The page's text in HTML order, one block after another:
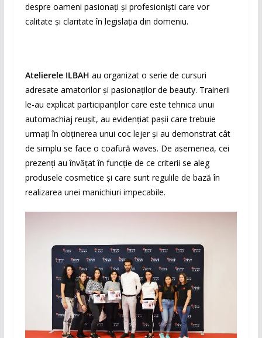
despre oameni pasionați și profesioniști care vor
calitate și claritate în legislația din domeniu.
Atelierele ILBAH au organizat o serie de cursuri
adresate amatorilor și pasionaților de beauty. Trainerii
le-au explicat participanților care este tehnica unui
automachiaj reușit, au evidențiat pașii care trebuie
urmați în obținerea unui coc lejer și au demonstrat cât
de simplu se face o coafură waves. De asemenea, cei
prezenți au învățat în funcție de ce criterii se aleg
produsele cosmetice și care sunt regulile de bază în
realizarea unei manichiuri impecabile.